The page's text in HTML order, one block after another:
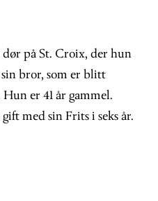
dør på St. Croix, der hun
bror, som er blitt
er 41 år gammel.
med sin Frits i seks år.